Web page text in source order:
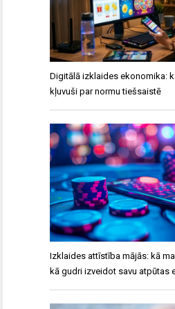
Digitālā izklaides ekonomika:
kļuvuši par normu tiešsaistē
Izklaides attīstība mājās: kā
kā gudri izveidot savu atpūtas